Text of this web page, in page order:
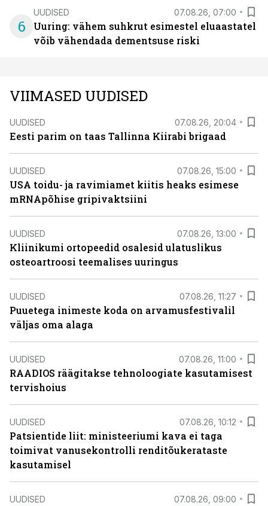
6
UUDISED 07.08.26, 07:00
Uuring: vähem suhkrut esimestel eluaastatel
võib vähendada dementsuse riski
VIIMASED UUDISED
UUDISED 07.08.26, 20:04
Eesti parim on taas Tallinna Kiirabi brigaad
UUDISED 07.08.26, 15:00
USA toidu- ja ravimiamet kiitis heaks esimese
mRNApõhise gripivaktsiini
UUDISED 07.08.26, 13:00
Kliinikumi ortopeedid osalesid ulatuslikus
osteoartroosi teemalises uuringus
UUDISED 07.08.26, 11:27
Puuetega inimeste koda on arvamusfestivalil
väljas oma alaga
UUDISED 07.08.26, 11:00
RAADIOS räägitakse tehnoloogiate kasutamisest
tervishoius
UUDISED 07.08.26, 10:12
Patsientide liit: ministeeriumi kava ei taga
toimivat vanusekontrolli renditõukerataste
kasutamisel
UUDISED 07.08.26, 09:00